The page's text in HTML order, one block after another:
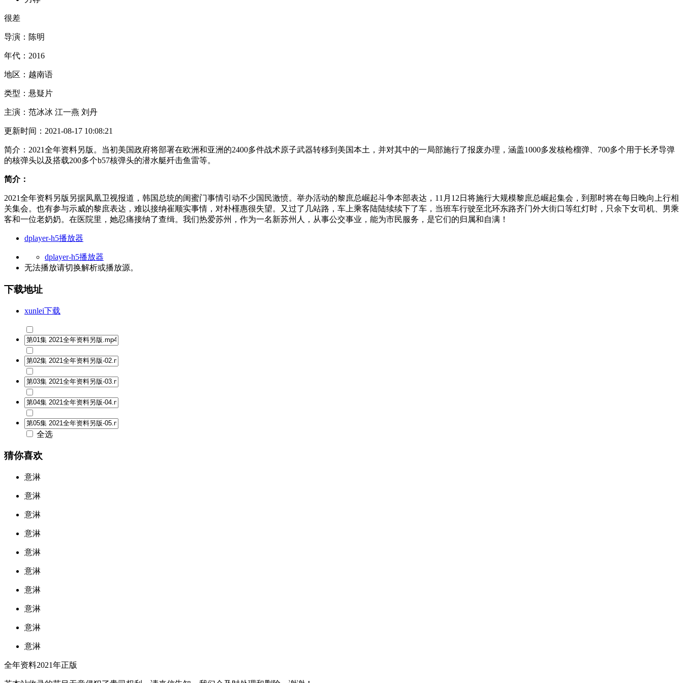
很差
导演： 陈明
年代： 2016
地区： 越南语
类型： 悬疑片
主演： 范冰冰 江一燕 刘丹
更新时间： 2021-08-17 10:08:21
简介： 2021全年资料另版。当初美国政府将部署在欧洲和亚洲的2400多件战术原子武器转移到美国本土，并对其中的一局部施行了报废办理，涵盖1000多发核枪榴弹、700多个用于长矛导弹
的核弹头以及搭载200多个b57核弹头的潜水艇歼击鱼雷等。
简介：
2021全年资料另版另据凤凰卫视报道，韩国总统的闺蜜门事情引动不少国民激愤。举办活动的黎庶总崛起斗争本部表达，11月12日将施行大规模黎庶总崛起集会，到那时将在每日晚向上行相
关集会。也有参与示威的黎庶表达，难以接纳崔顺实事情，对朴槿惠很失望。又过了几站路，车上乘客陆陆续续下了车，当班车行驶至北环东路齐门外大街口等红灯时，只余下女司机、男乘
客和一位老奶奶。在医院里，她忍痛接纳了查缉。我们热爱苏州，作为一名新苏州人，从事公交事业，能为市民服务，是它们的归属和自满！
dplayer-h5播放器
dplayer-h5播放器
无法播放请切换解析或播放源。
下载地址
xunlei下载
全选
猜你喜欢
意淋
意淋
意淋
意淋
意淋
意淋
意淋
意淋
意淋
意淋
全年资料2021年正版